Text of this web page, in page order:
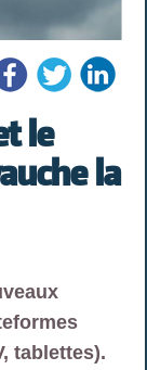
le
la
tablettes).